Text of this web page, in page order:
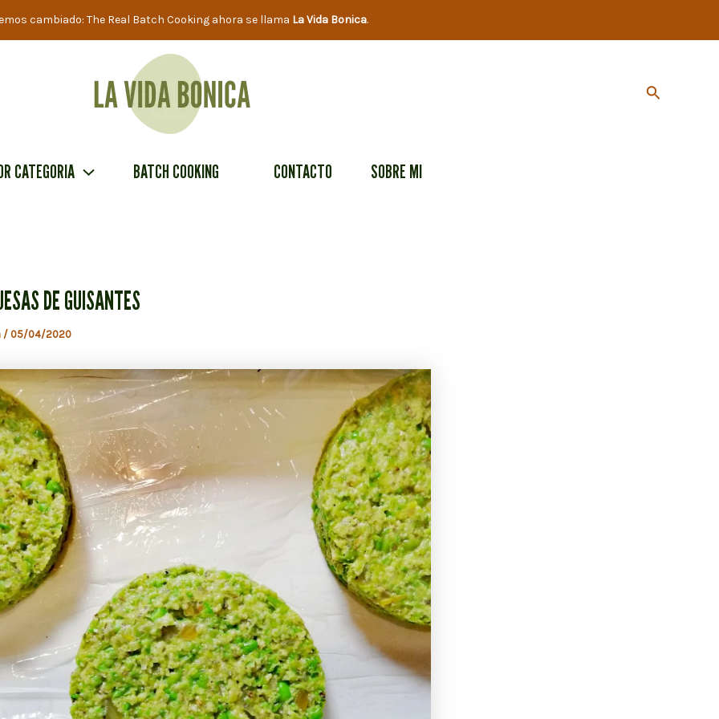
cambiado: The Real Batch Cooking ahora se llama La Vida Bonica.
Buscar
CATEGORIA BATCH COOKING CONTACTO SOBRE MI
DE GUISANTES
/ 05/04/2020